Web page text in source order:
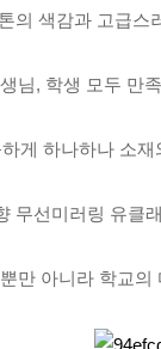
의 색감과 고급스
님, 학생 모두 만
게 하나하나 소
무선미러링 유클
만 아니라 학교